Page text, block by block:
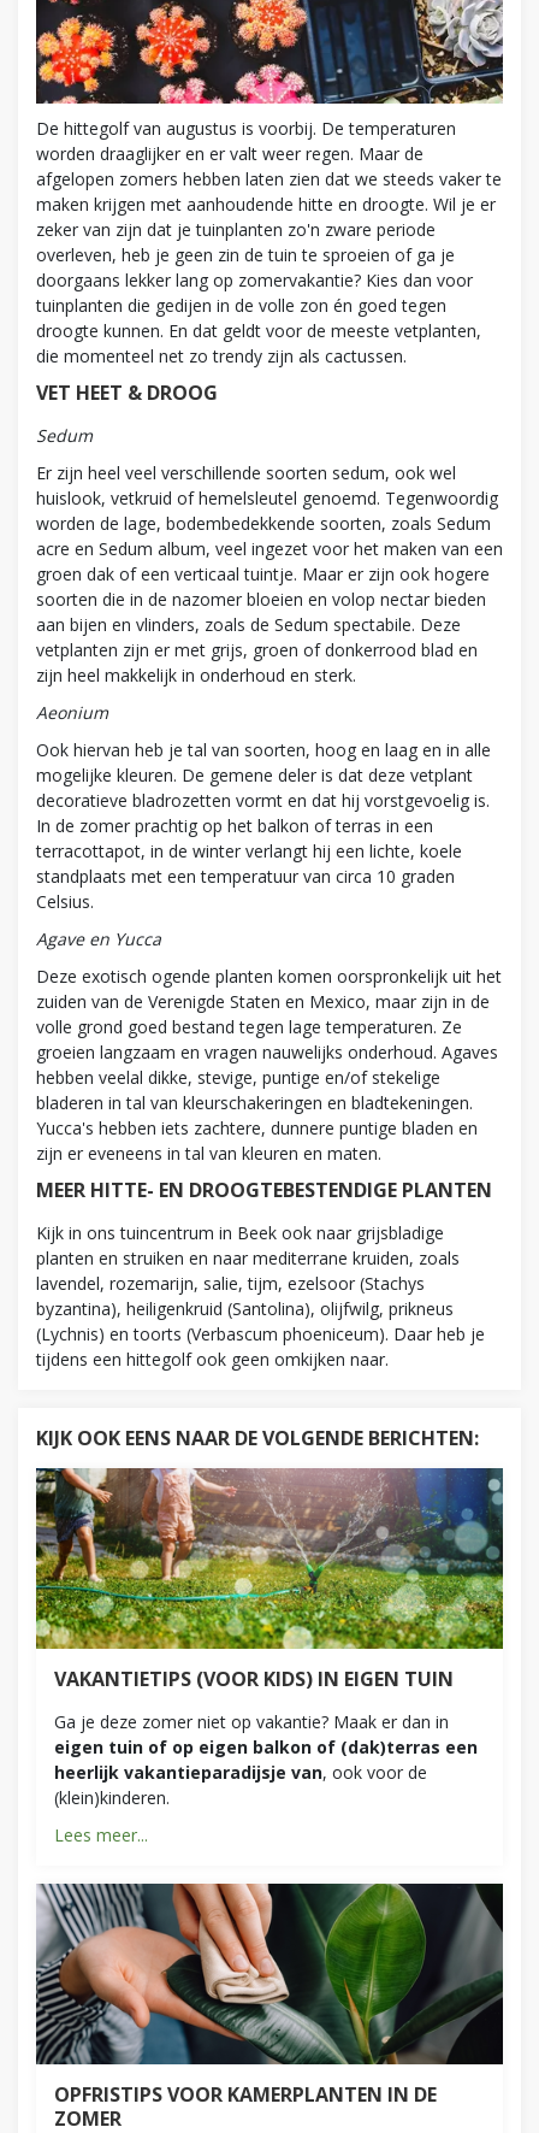
De hittegolf van augustus is voorbij. De temperaturen
worden draaglijker en er valt weer regen. Maar de
afgelopen zomers hebben laten zien dat we steeds vaker te
maken krijgen met aanhoudende hitte en droogte. Wil je er
zeker van zijn dat je tuinplanten zo'n zware periode
overleven, heb je geen zin de tuin te sproeien of ga je
doorgaans lekker lang op zomervakantie? Kies dan voor
tuinplanten die gedijen in de volle zon én goed tegen
droogte kunnen. En dat geldt voor de meeste vetplanten,
die momenteel net zo trendy zijn als cactussen.
VET HEET & DROOG
Sedum
Er zijn heel veel verschillende soorten sedum, ook wel
huislook, vetkruid of hemelsleutel genoemd. Tegenwoordig
worden de lage, bodembedekkende soorten, zoals Sedum
acre en Sedum album, veel ingezet voor het maken van een
groen dak of een verticaal tuintje. Maar er zijn ook hogere
soorten die in de nazomer bloeien en volop nectar bieden
aan bijen en vlinders, zoals de Sedum spectabile. Deze
vetplanten zijn er met grijs, groen of donkerrood blad en
zijn heel makkelijk in onderhoud en sterk.
Aeonium
Ook hiervan heb je tal van soorten, hoog en laag en in alle
mogelijke kleuren. De gemene deler is dat deze vetplant
decoratieve bladrozetten vormt en dat hij vorstgevoelig is.
In de zomer prachtig op het balkon of terras in een
terracottapot, in de winter verlangt hij een lichte, koele
standplaats met een temperatuur van circa 10 graden
Celsius.
Agave en Yucca
Deze exotisch ogende planten komen oorspronkelijk uit het
zuiden van de Verenigde Staten en Mexico, maar zijn in de
volle grond goed bestand tegen lage temperaturen. Ze
groeien langzaam en vragen nauwelijks onderhoud. Agaves
hebben veelal dikke, stevige, puntige en/of stekelige
bladeren in tal van kleurschakeringen en bladtekeningen.
Yucca's hebben iets zachtere, dunnere puntige bladen en
zijn er eveneens in tal van kleuren en maten.
MEER HITTE- EN DROOGTEBESTENDIGE PLANTEN
Kijk in ons tuincentrum in Beek ook naar grijsbladige
planten en struiken en naar mediterrane kruiden, zoals
lavendel, rozemarijn, salie, tijm, ezelsoor (Stachys
byzantina), heiligenkruid (Santolina), olijfwilg, prikneus
(Lychnis) en toorts (Verbascum phoeniceum). Daar heb je
tijdens een hittegolf ook geen omkijken naar.
KIJK OOK EENS NAAR DE VOLGENDE BERICHTEN:
VAKANTIETIPS (VOOR KIDS) IN EIGEN TUIN
Ga je deze zomer niet op vakantie? Maak er dan in
eigen tuin of op eigen balkon of (dak)terras een
heerlijk vakantieparadijsje van, ook voor de
(klein)kinderen.
Lees meer...
OPFRISTIPS VOOR KAMERPLANTEN IN DE
ZOMER